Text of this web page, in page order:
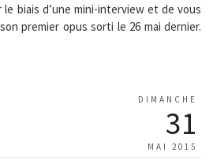
le biais d’une mini-interview et de vous
premier opus sorti le 26 mai dernier.
DIMANCHE
31
MAI 2015